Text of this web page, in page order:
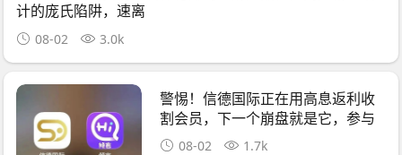
计的庞氏陷阱，速离
08-02 3.0k
警惕！信德国际正在用高息返利收
割会员，下一个崩盘就是它，参与
者快跑
08-02 1.7k